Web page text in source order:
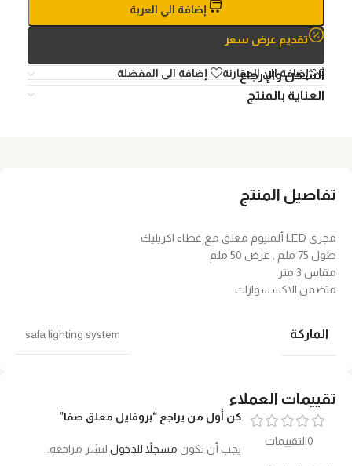
إضافة الي العربة
تقديم عرض سعر
إضافة الي المقارنة إضافة الى المفضلة
الشحن والإرجاع
العناية بالمنتج
تقييمات العملاء
0التقييمات
كن أول من يراجع “بروفايل معلق صفا”
يجب أن تكون مسجلاً للدخول لنشر مراجعة.
تفاصيل المنتج
مجرى LED ألمنيوم معلق مع غطاء اكريليك
طول 75 ملم , عرض 50 ملم
مقاس 3 متر
متضمن الاكسسوارات
الماركة safa lighting system